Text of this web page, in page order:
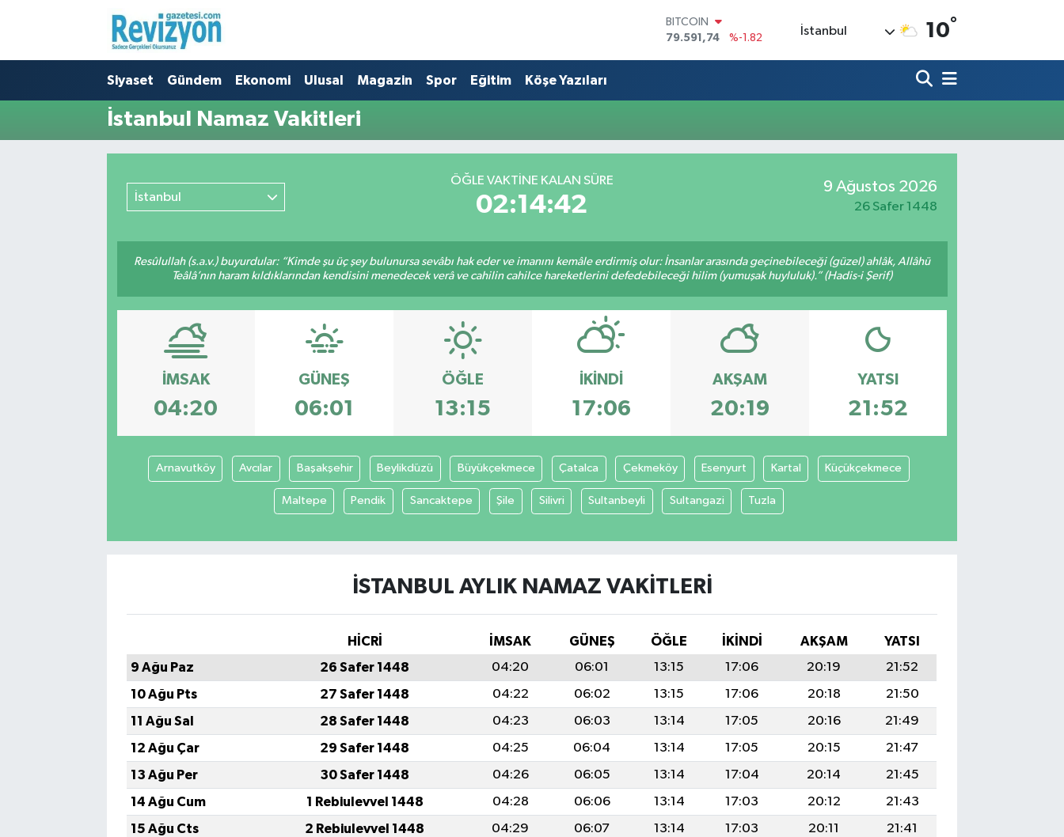
BITCOIN
79.591,74
%-1.82
53,38690
%0.19
İstanbul 10°
Siyaset Gündem Ekonomi Ulusal Magazin Spor Eğitim Köşe Yazıları
İstanbul Namaz Vakitleri
İstanbul
ÖĞLE VAKTİNE KALAN SÜRE
02:14:42
9 Ağustos 2026
26 Safer 1448
Resûlullah (s.a.v.) buyurdular: “Kimde şu üç şey bulunursa sevâbı hak eder ve imanını kemâle erdirmiş olur: İnsanlar arasında geçinebileceği (güzel) ahlâk, Allâhü
Teâlâ’nın haram kıldıklarından kendisini menedecek verâ ve cahilin cahilce hareketlerini defedebileceği hilim (yumuşak huyluluk).” (Hadis-i Şerif)
İMSAK
04:20
GÜNEŞ
06:01
ÖĞLE
13:15
İKINDI
17:06
AKŞAM
20:19
YATSI
21:52
Arnavutköy Avcılar Başakşehir Beylikdüzü Büyükçekmece Çatalca Çekmeköy Esenyurt Kartal Küçükçekmece
Maltepe Pendik Sancaktepe Şile Silivri Sultanbeyli Sultangazi Tuzla
İSTANBUL AYLIK NAMAZ VAKITLERI
HİCRİ İMSAK GÜNEŞ ÖĞLE İKINDI AKŞAM
YATSI
9 Ağu Paz
26 Safer 1448 04:20 06:01 13:15 17:06 20:19
21:52
10 Ağu Pts
27 Safer 1448 04:22 06:02 13:15 17:06 20:18
21:50
11 Ağu Sal
28 Safer 1448 04:23 06:03 13:14 17:05 20:16
21:49
12 Ağu Çar
29 Safer 1448 04:25 06:04 13:14 17:05 20:15
21:47
13 Ağu Per
30 Safer 1448 04:26 06:05 13:14 17:04 20:14
21:45
14 Ağu Cum
1 Rebiulevvel 1448 04:28 06:06 13:14 17:03 20:12
21:43
15 Ağu Cts
2 Rebiulevvel 1448 04:29 06:07 13:14 17:03 20:11
21:41
Nöbetçi Eczaneler
Hava Durumu
Namaz Vakitleri
Trafik Durumu
Tüm Manşetler